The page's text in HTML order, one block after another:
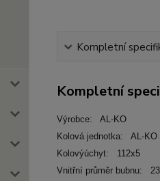
Kompletní
Kompletní
Výrobce: AL-KO
Kolová jednotka: AL-KO
Kolovýúchyt: 112x5
Vnitřní průměr bubnu: